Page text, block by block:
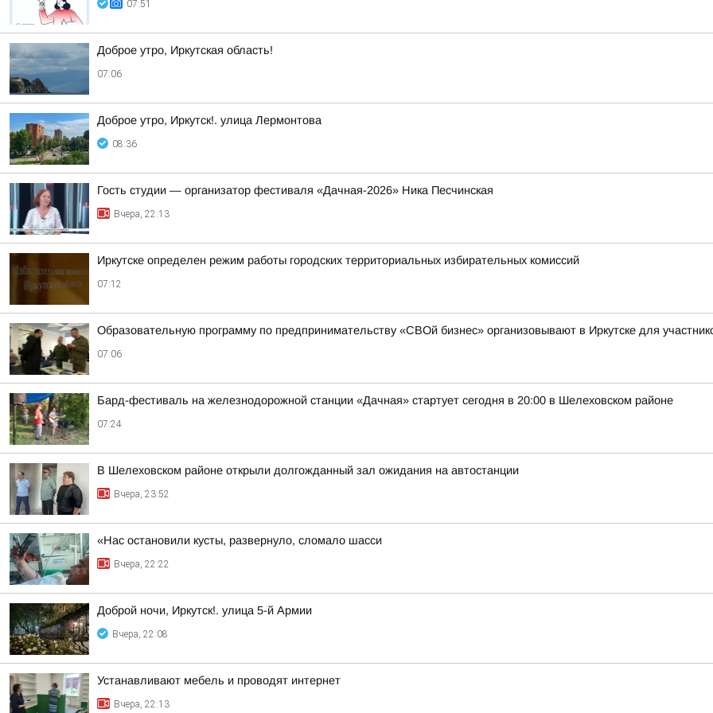
07:51
Доброе утро, Иркутская область!
07:06
Доброе утро, Иркутск!. улица Лермонтова
08:36
Гость студии — организатор фестиваля «Дачная-2026» Ника Песчинская
Вчера, 22:13
Иркутске определен режим работы городских территориальных избирательных комиссий
07:12
Образовательную программу по предпринимательству «СВОй бизнес» организовывают в Иркутске для
07:06
Бард-фестиваль на железнодорожной станции «Дачная» стартует сегодня в 20:00 в Шелеховском районе
07:24
В Шелеховском районе открыли долгожданный зал ожидания на автостанции
Вчера, 23:52
«Нас остановили кусты, развернуло, сломало шасси
Вчера, 22:22
Доброй ночи, Иркутск!. улица 5-й Армии
Вчера, 22:08
Устанавливают мебель и проводят интернет
Вчера, 22:13